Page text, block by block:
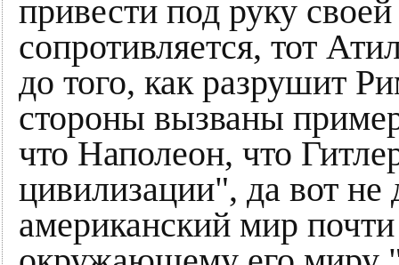
привести под руку
сопротивляется, тот
до того, как разрушит
стороны вызваны
что Наполеон, что
цивилизации", да вот
американский мир